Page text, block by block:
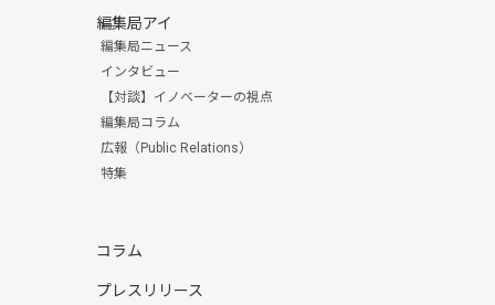
編集局アイ
編集局ニュース
インタビュー
【対談】イノベーターの視点
編集局コラム
広報（Public Relations）
特集
コラム
プレスリリース